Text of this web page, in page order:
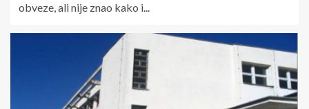
obveze, ali nije znao kako i...